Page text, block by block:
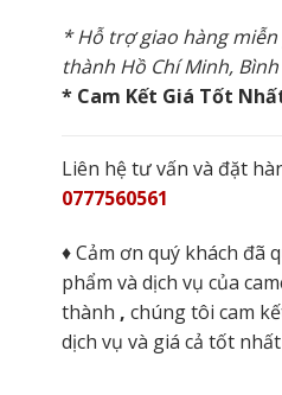
* Hỗ trợ giao hàng
thành Hồ Chí Minh,
* Cam Kết Giá Tốt
Liên hệ tư vấn và đặt
0777560561
♦ Cảm ơn quý khách đã
phẩm và dịch vụ của
thành , chúng tôi cam
dịch vụ và giá cả tốt